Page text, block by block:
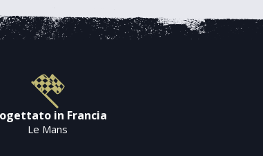
in Francia
Le Mans